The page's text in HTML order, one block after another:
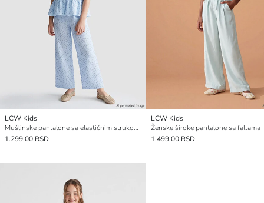
LCW Kids
Mušlinske pantalone sa elastičnim strukom i cvetnim dezenom za devojčice
1.299,00 RSD
LCW Kids
Ženske široke pantalone sa faltama
1.499,00 RSD